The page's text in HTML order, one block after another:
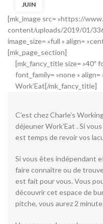
JUIN
[mk_image src= »https://
content/uploads/2019/01/
image_size= »full » align=
[mk_page_section]
[mk_fancy_title size= »40″
font_family= »none »
Work’Eat[/mk_fancy_title]
C’est chez Charle’s
déjeuner Work’Eat . Si
est temps de revoir vos
Si vous êtes indépendant
faire connaître ou de
est fait pour vous. Vous
découvrir cet espace de
pitche, vous aurez 2